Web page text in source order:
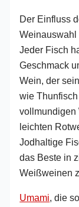
Der Einfluss
Weinauswahl
Jeder Fisch
Geschmack
Wein, der
wie
vollmundigen
leichten
Jodhaltige
das Beste in
Weißweinen
Umami, die